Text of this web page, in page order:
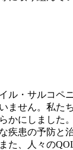
・サルコ
せん。私
にしまし
患の予防
、人々の